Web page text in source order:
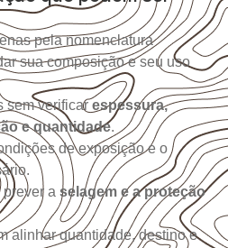
pela nomenclatura
sua composição e seu uso
sem verificarespessura,
e quantidade.
de exposição e o
a selagem e a proteção
alinhar quantidade, destino e